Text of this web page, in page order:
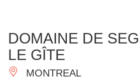
IMPRESCINDIBLES
HACER
DOMAINE DE
LE GÎTE
MONTREAL